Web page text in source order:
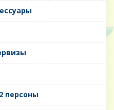
персоны